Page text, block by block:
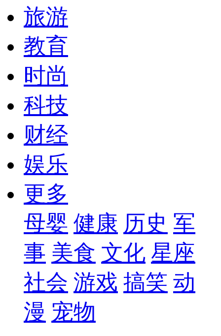
旅游
教育
时尚
科技
财经
娱乐
更多
母婴 健康 历史 军
事 美食 文化 星座
社会 游戏 搞笑 动
漫 宠物